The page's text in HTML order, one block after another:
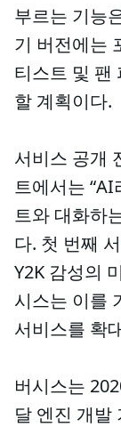
부르는 기능
기 버전에는
티스트 및 팬
할 계획이다.
서비스 공개
트에서는
트와 대화하
다. 첫 번째
Y2K 감성의
시스는 이를
서비스를 확
버시스는
달 엔진 개발